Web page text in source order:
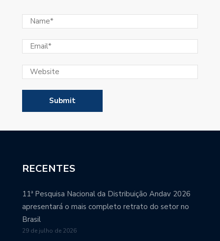
RECENTES
11ª Pesquisa Nacional da Distribuição Andav 2026
apresentará o mais completo retrato do setor no
Brasil
29 de julho de 2026